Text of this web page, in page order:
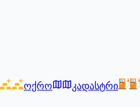
ოქრო კადასტრი